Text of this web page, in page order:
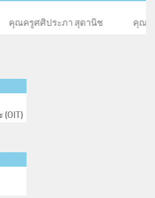
ช คุณครูกรประภา